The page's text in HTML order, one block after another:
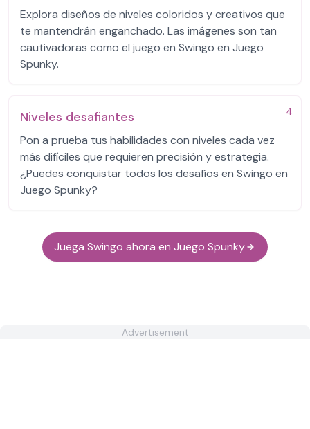
Explora diseños de niveles coloridos y creativos que
te mantendrán enganchado. Las imágenes son tan
cautivadoras como el juego en Swingo en Juego
Spunky.
4
Niveles desafiantes
Pon a prueba tus habilidades con niveles cada vez
más difíciles que requieren precisión y estrategia.
¿Puedes conquistar todos los desafíos en Swingo en
Juego Spunky?
Juega Swingo ahora en Juego Spunky
Advertisement